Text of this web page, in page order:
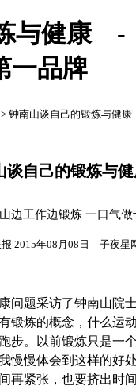
与健康 -
一品牌
钟南山谈自己的锻炼与健康
谈自己的锻炼与
边工作边锻炼 一口气
2015年08月08日 子夜星
题采访了钟南山院
锻炼的概念，什么运
步。以前锻炼只是一
慢慢体会到这样的好
再紧张，也要挤出时